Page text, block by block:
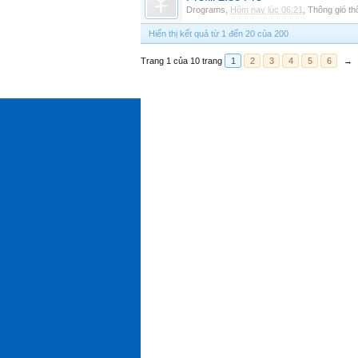
Drograms Hôm nay lúc 06:21 Thông gió
Hiển thị kết quả từ 1 đến 20 của 200
Trang 1 của 10 trang 1 2 3 4 5 6 →